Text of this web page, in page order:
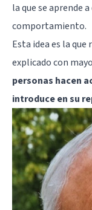
la que se aprende
comportamiento.
Esta idea es la
explicado con
personas hacen
introduce en su